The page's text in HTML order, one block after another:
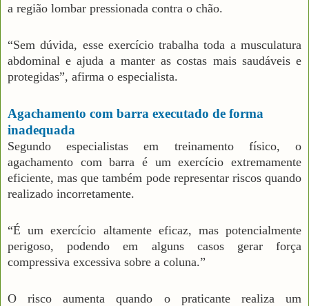
a região lombar pressionada contra o chão.
“Sem dúvida, esse exercício trabalha toda a musculatura
abdominal e ajuda a manter as costas mais saudáveis e
protegidas”, afirma o especialista.
Agachamento com barra executado de forma
inadequada
Segundo especialistas em treinamento físico, o
agachamento com barra é um exercício extremamente
eficiente, mas que também pode representar riscos quando
realizado incorretamente.
“É um exercício altamente eficaz, mas potencialmente
perigoso, podendo em alguns casos gerar força
compressiva excessiva sobre a coluna.”
O risco aumenta quando o praticante realiza um